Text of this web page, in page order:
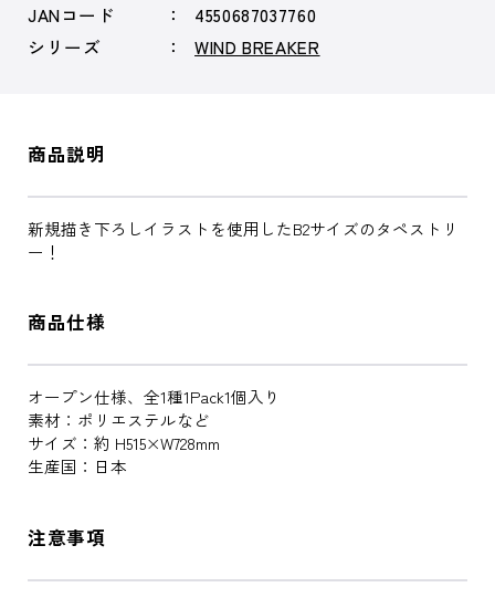
JANコード
4550687037760
シリーズ
WIND BREAKER
商品説明
新規描き下ろしイラストを使用したB2サイズのタペストリ
ー！
商品仕様
オープン仕様、全1種1Pack1個入り
素材：ポリエステルなど
サイズ：約 H515×W728mm
生産国：日本
注意事項